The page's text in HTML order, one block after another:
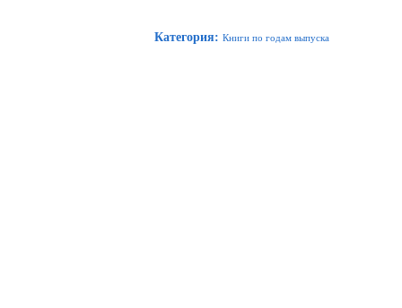
Категория: Книги по годам выпуска